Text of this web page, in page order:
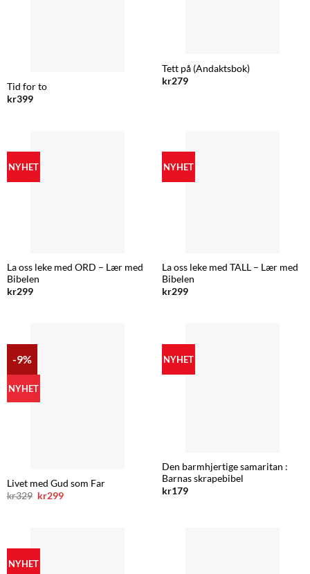
Tid for to
kr399
Tett på (Andaktsbok)
kr279
NYHET
La oss leke med ORD – Lær med
Bibelen
kr299
NYHET
La oss leke med TALL – Lær med
Bibelen
kr299
-9%
NYHET
Livet med Gud som Far
kr329 Opprinnelig
kr299Nåværende
NYHET
Den barmhjertige samaritan :
Barnas skrapebibel
kr179
NYHET